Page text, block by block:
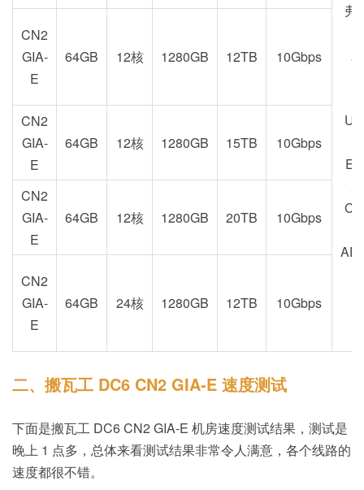
弗
CN2
GIA-
E
64GB 12核 1280GB 12TB 10Gbps
CN2
GIA-
E
64GB 12核 1280GB 15TB 10Gbps
CN2
GIA-
E
64GB 12核 1280GB 20TB 10Gbps
CN2
GIA-
E
64GB 24核 1280GB 12TB 10Gbps
二、搬瓦工 DC6 CN2 GIA-E 速度测试
下面是搬瓦工 DC6 CN2 GIA-E 机房速度测试结果，测试是
晚上 1 点多，总体来看测试结果非常令人满意，各个线路的
速度都很不错。